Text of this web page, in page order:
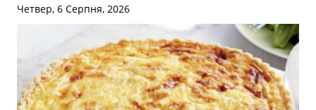
Четвер, 6 Серпня, 2026